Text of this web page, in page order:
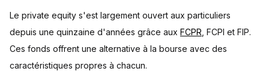
Le private equity s'est largement ouvert aux particuliers
depuis une quinzaine d'années grâce aux FCPR , FCPI et FIP.
Ces fonds offrent une alternative à la bourse avec des
caractéristiques propres à chacun.